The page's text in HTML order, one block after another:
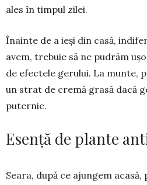
ales în timpul zilei.
Înainte de a ieși din casă,
avem, trebuie să ne pu­­drăm
de efec­tele gerului. La munte,
un strat de cremă gra­să dacă
puternic.
Esență de plante
Seara, după ce ajungem